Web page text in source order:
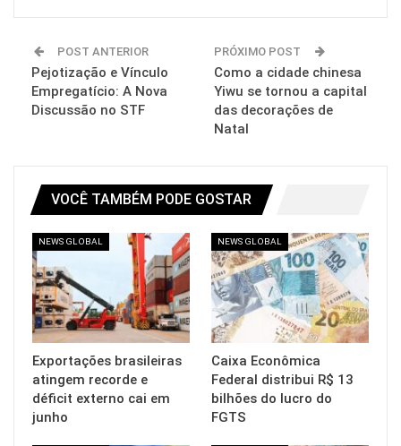
POST ANTERIOR
Pejotização e Vínculo
Empregatício: A Nova
Discussão no STF
PRÓXIMO POST
Como a cidade chinesa
Yiwu se tornou a capital
das decorações de
Natal
VOCÊ TAMBÉM PODE GOSTAR
NEWS GLOBAL
Exportações brasileiras
atingem recorde e
déficit externo cai em
junho
NEWS GLOBAL
Caixa Econômica
Federal distribui R$ 13
bilhões do lucro do
FGTS